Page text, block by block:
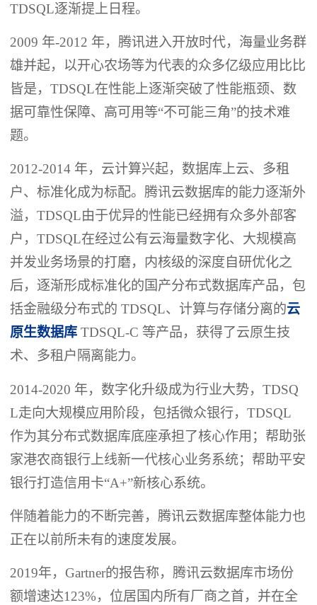
TDSQL逐渐提上日程。
2009 年-2012 年，腾讯进入开放时代，海量业务群
雄并起，以开心农场等为代表的众多亿级应用比比
皆是，TDSQL在性能上逐渐突破了性能瓶颈、数
据可靠性保障、高可用等“不可能三角”的技术难
题。
2012-2014 年，云计算兴起，数据库上云、多租
户、标准化成为标配。腾讯云数据库的能力逐渐外
溢，TDSQL由于优异的性能已经拥有众多外部客
户，TDSQL在经过公有云海量数字化、大规模高
并发业务场景的打磨，内核级的深度自研优化之
后，逐渐形成标准化的国产分布式数据库产品，包
括金融级分布式的 TDSQL、计算与存储分离的云
原生数据库 TDSQL-C 等产品，获得了云原生技
术、多租户隔离能力。
2014-2020 年，数字化升级成为行业大势，TDSQ
L走向大规模应用阶段，包括微众银行，TDSQL
作为其分布式数据库底座承担了核心作用；帮助张
家港农商银行上线新一代核心业务系统；帮助平安
银行打造信用卡“A+”新核心系统。
伴随着能力的不断完善，腾讯云数据库整体能力也
正在以前所未有的速度发展。
2019年，Gartner的报告称，腾讯云数据库市场份
额增速达123%，位居国内所有厂商之首，并在全